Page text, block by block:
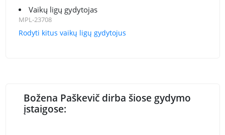
Vaikų ligų gydytojas
MPL-23708
Rodyti kitus vaikų ligų gydytojus
Božena Paškevič dirba šiose gydymo
įstaigose: